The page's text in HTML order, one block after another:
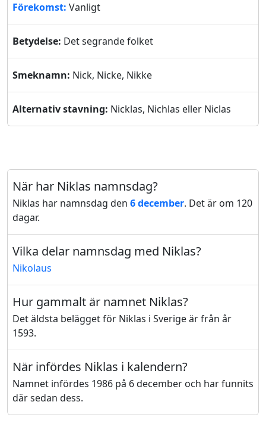
Förekomst: Vanligt
Betydelse: Det segrande folket
Smeknamn: Nick, Nicke, Nikke
Alternativ stavning: Nicklas, Nichlas eller Niclas
När har Niklas namnsdag?
Niklas har namnsdag den 6 december. Det är om 120
dagar.
Vilka delar namnsdag med Niklas?
Nikolaus
Hur gammalt är namnet Niklas?
Det äldsta belägget för Niklas i Sverige är från år
1593.
När infördes Niklas i kalendern?
Namnet infördes 1986 på 6 december och har funnits
där sedan dess.